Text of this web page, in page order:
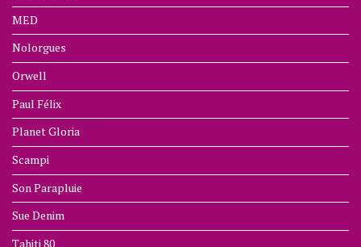
MED
Nolorgues
Orwell
Paul Félix
Planet Gloria
Scampi
Son Parapluie
Sue Denim
Tahiti 80